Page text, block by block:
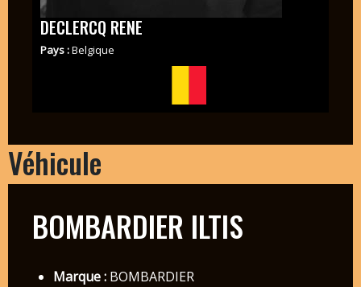
DECLERCQ RENE
Pays :Belgique
Véhicule
BOMBARDIER ILTIS
Marque :BOMBARDIER